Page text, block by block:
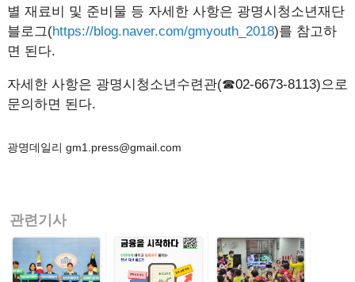
별 재료비 및 준비물 등 자세한 사항은 광명시청소년재단
블로그(https://blog.naver.com/gmyouth_2018)를 참고하
면 된다.
자세한 사항은 광명시청소년수련관(☎02-6673-8113)으로
문의하면 된다.
광명데일리 gm1.press@gmail.com
관련기사